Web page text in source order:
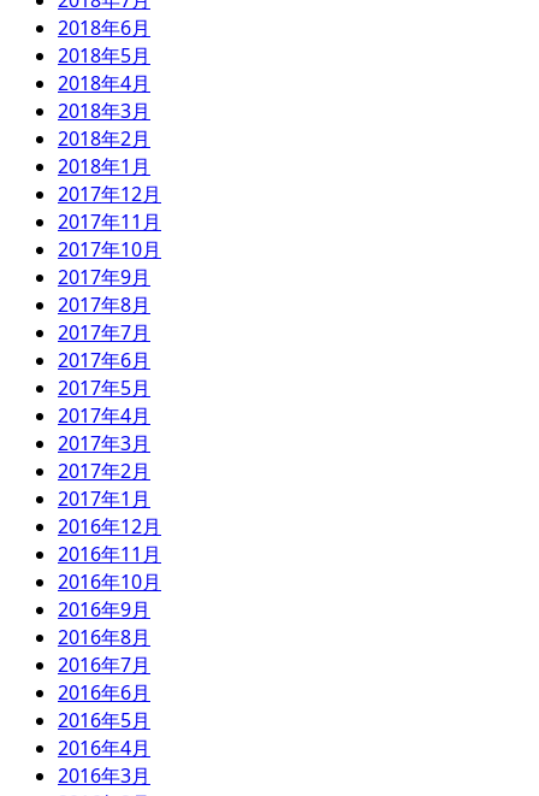
2018年6月
2018年5月
2018年4月
2018年3月
2018年2月
2018年1月
2017年12月
2017年11月
2017年10月
2017年9月
2017年8月
2017年7月
2017年6月
2017年5月
2017年4月
2017年3月
2017年2月
2017年1月
2016年12月
2016年11月
2016年10月
2016年9月
2016年8月
2016年7月
2016年6月
2016年5月
2016年4月
2016年3月